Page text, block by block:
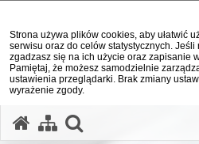
Strona używa plików cookies, aby ułatwić
serwisu oraz do celów statystycznych.
zgadzasz się na ich użycie oraz zapisanie
Pamiętaj, że możesz samodzielnie
ustawienia przeglądarki. Brak zmiany
wyrażenie zgody.